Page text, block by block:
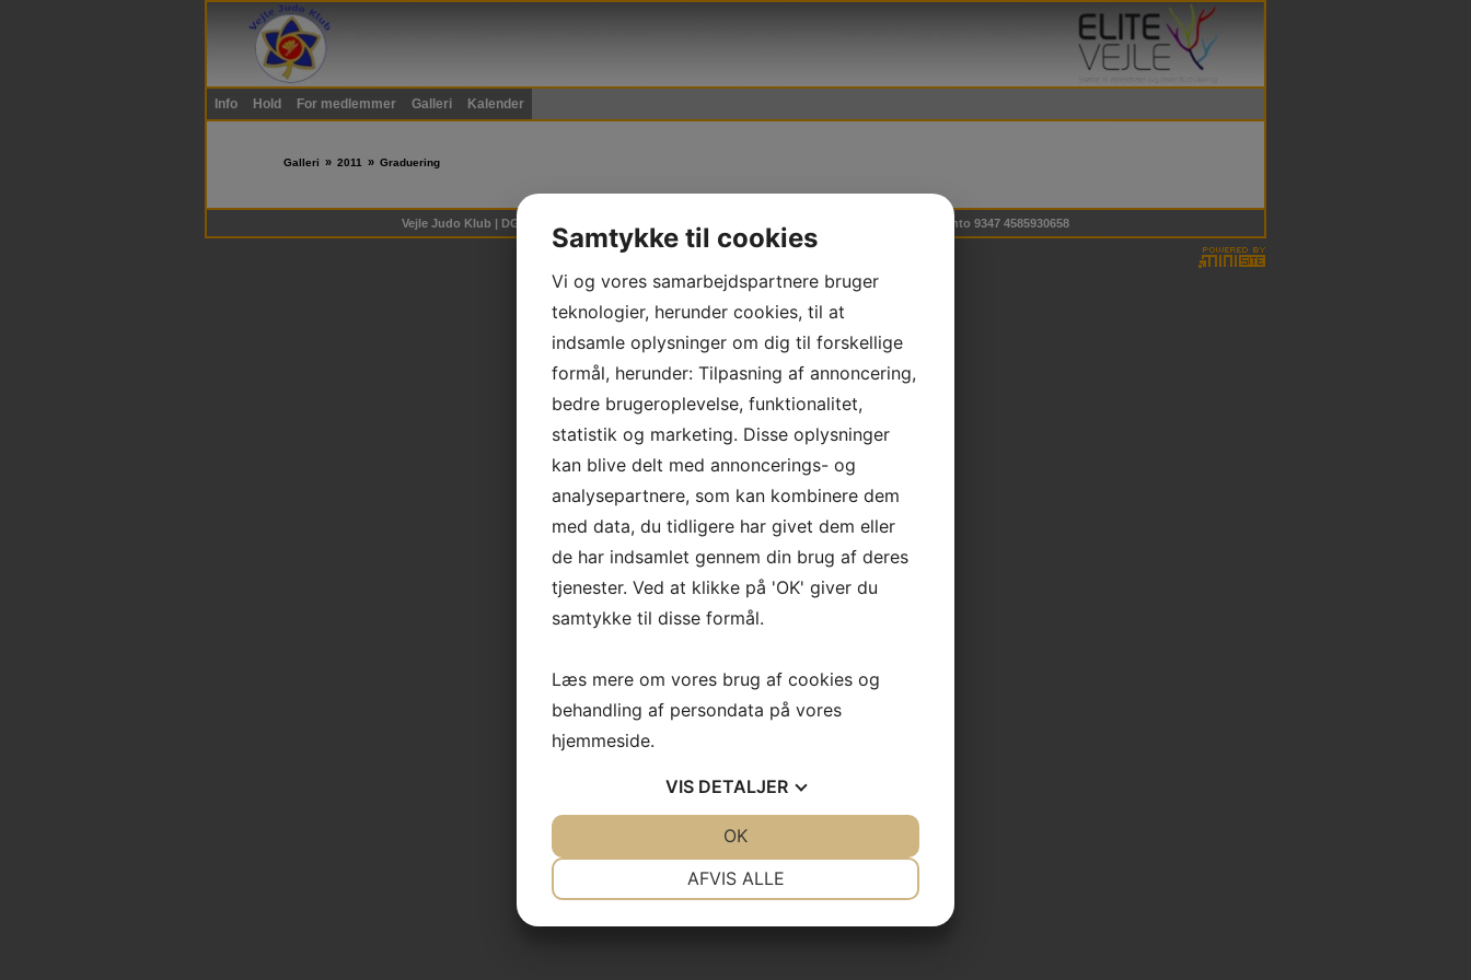
Info Hold For medlemmer Galleri Kalender
Galleri » 2011 » Graduering
Vejle Judo Klub | DGI Huset Hal 2, Willy Sørensens Plads 5, 7100 Vejle | * CVR 30253205 * NEM konto 9347 4585930658
Samtykke til cookies
Vi og vores samarbejdspartnere bruger
teknologier, herunder cookies, til at
indsamle oplysninger om dig til forskellige
formål, herunder: Tilpasning af annoncering,
bedre brugeroplevelse, funktionalitet,
statistik og marketing. Disse oplysninger
kan blive delt med annoncerings- og
analysepartnere, som kan kombinere dem
med data, du tidligere har givet dem eller
de har indsamlet gennem din brug af deres
tjenester. Ved at klikke på 'OK' giver du
samtykke til disse formål.
Læs mere om vores brug af cookies og
behandling af persondata på vores
hjemmeside.
VIS DETALJER
AFVIS ALLE
OK